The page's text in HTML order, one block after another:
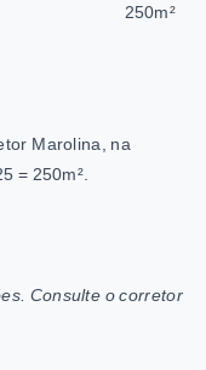
Marolina, na
= 250m².
Consulte o corretor
250m²